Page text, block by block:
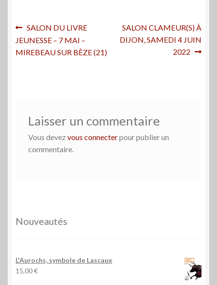
Navigation
de
Article
précédent :
SALON DU LIVRE
JEUNESSE – 7 MAI –
MIREBEAU SUR BÈZE (21)
Article
suivant :
SALON CLAMEUR(S) À
DIJON, SAMEDI 4 JUIN
2022
Laisser un commentaire
Vous devez vous connecterpour publier un
commentaire.
Nouveautés
L'Aurochs, symbole de Lascaux
15,00€